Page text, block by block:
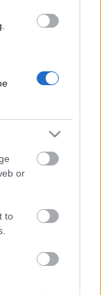
or
to
Simor
vette,
Bajnainak a
hiába beszél
vannak és
a jelenlegi
hogy a
az
a
A hasonló
sem vette
méltatták
- írja a Heti